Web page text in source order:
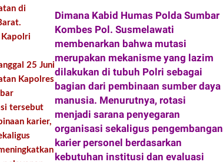
di
Kapolri
25 Juni
Kapolres
tersebut
karier,
Dimana Kabid Humas Polda Sumbar
Kombes Pol. Susmelawati
membenarkan bahwa mutasi
merupakan mekanisme yang lazim
dilakukan di tubuh Polri sebagai
bagian dari pembinaan sumber daya
manusia. Menurutnya, rotasi
menjadi sarana penyegaran
organisasi sekaligus pengembangan
karier personel berdasarkan
kebutuhan institusi dan evaluasi